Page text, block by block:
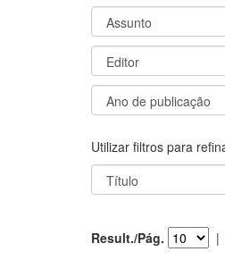
Utilizar filtros para
Result./Pág. |